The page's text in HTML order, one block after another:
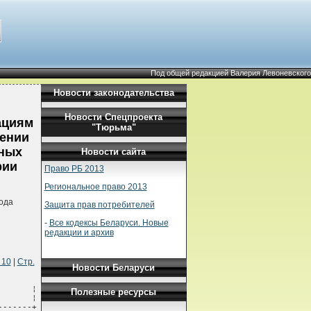
Под общей редакцией Валерия Левоневского
| Стр.
содержанием инертного твердого  ¦                                ¦
¦    ¦       вещества не менее 87%           ¦                                ¦
+----+---------------------------------------+--------------+-----------------+
¦3265¦       Кислота дитиогликолевая         ¦     803      ¦      8012       ¦
+----+---------------------------------------+--------------+-----------------+
¦1768¦       КИСЛОТА ДИФТОРФОСФОРНАЯ         ¦     806      ¦      8012       ¦
¦    ¦       БЕЗВОДНАЯ                       ¦              ¦                 ¦
+----+---------------------------------------+--------------+-----------------+
¦2465¦       КИСЛОТА ДИХЛОРИЗОЦИАНУРОВАЯ     ¦     501      ¦      5112       ¦
¦    ¦       СУХАЯ или КИСЛОТЫ               ¦              ¦                 ¦
¦    ¦       ДИХЛОРИЗОЦИАНУРОВОЙ СОЛИ        ¦              ¦                 ¦
Новости законодательства
Новости Спецпроекта
"Тюрьма"
Новости сайта
Право РБ 2013
Региональное право 2013
Защита прав потребителей
- Все кодексы Беларуси. Новые
редакции и архив
Новости Беларуси
Полезные ресурсы